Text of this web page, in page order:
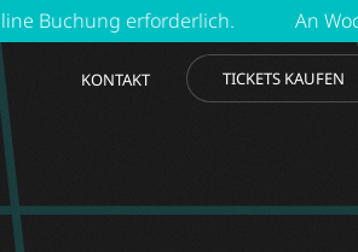
erforderlich. An
KONTAKT
TICKETS KAUFEN